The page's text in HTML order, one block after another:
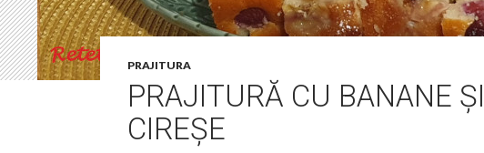
PRAJITURA
PRAJITURĂ CU BANANE ȘI
CIREȘE